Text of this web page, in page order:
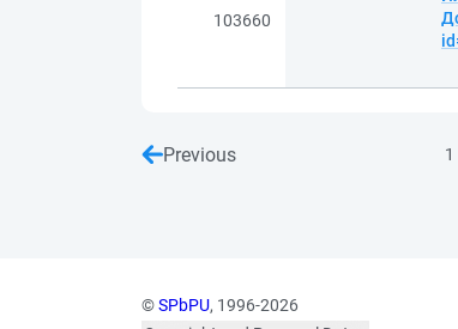
103660
Previous 1
©SPbPU, 1996-2026